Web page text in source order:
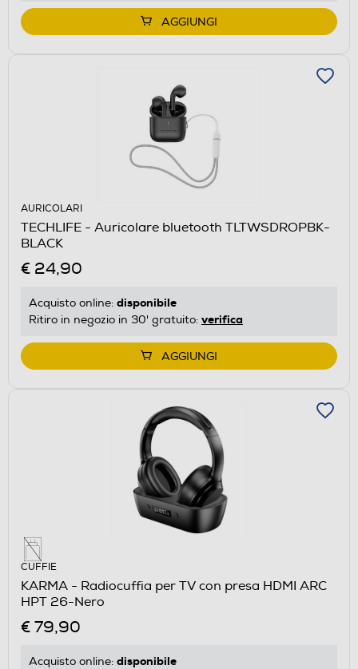
AGGIUNGI
AURICOLARI
TECHLIFE - Auricolare bluetooth TLTWSDROPBK-
BLACK
€ 24,90
Acquisto online: disponibile
Ritiro in negozio in 30' gratuito: verifica
AGGIUNGI
CUFFIE
KARMA - Radiocuffia per TV con presa HDMI ARC
HPT 26-Nero
€ 79,90
Acquisto online: disponibile